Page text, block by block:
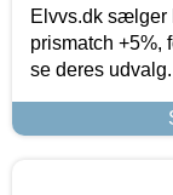
Elvvs.dk sælger
prismatch +5%,
se deres udvalg.